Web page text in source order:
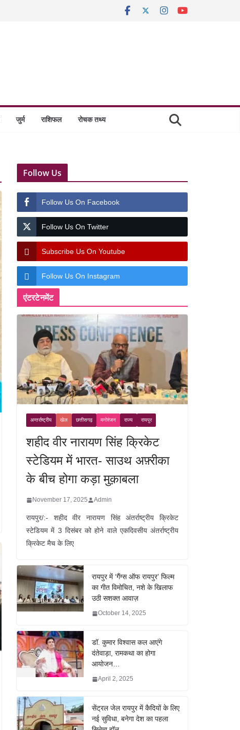
जुर्म राशिफल रोचक तथ्य
Follow Us
Follow Us On Facebook
Follow Us On Twitter
Subscribe Us On Youtube
Follow Us On Instagram
एंटरटेनमेंट
अन्तर्राष्ट्रीय खेल छत्तीसगढ़ मनोरंजन राज्य रायपुर
शहीद वीर नारायण सिंह क्रिकेट
स्टेडियम में भारत- साउथ अफ़्रीका
के बीच होगा कड़ा मुक़ाबला
November 17, 2025 Admin
रायपुर/:- शहीद वीर नारायण सिंह अंतर्राष्ट्रीय क्रिकेट
स्टेडियम में 3 दिसंबर को होने वाले एकदिवसीय अंतर्राष्ट्रीय
क्रिकेट मैच के लिए
रायपुर में ‘गैंग्स ऑफ रायपुर’ फिल्म
का गीत विमोचित, नशे के खिलाफ
उठी सशक्त आवाज़
October 14, 2025
डॉ. कुमार विश्वास कल आएंगे
दंतेवाड़ा, रामकथा का होगा
आयोजन…
April 2, 2025
सेंट्रल जेल रायपुर में कैदियों के लिए
नई सुविधा, बनेगा देश का पहला